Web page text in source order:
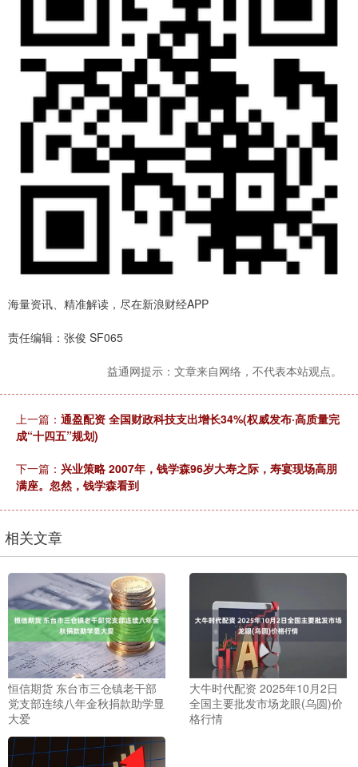
海量资讯、精准解读，尽在新浪财经APP
责任编辑：张俊 SF065
益通网提示：文章来自网络，不代表本站观点。
上一篇： 通盈配资 全国财政科技支出增长34%(权威发布·高质量完
成“十四五”规划)
下一篇： 兴业策略 2007年，钱学森96岁大寿之际，寿宴现场高朋
满座。忽然，钱学森看到
相关文章
恒信期货 东台市三仓镇老干部
党支部连续八年金秋捐款助学显
大爱
大牛时代配资 2025年10月2日
全国主要批发市场龙眼(乌圆)价
格行情